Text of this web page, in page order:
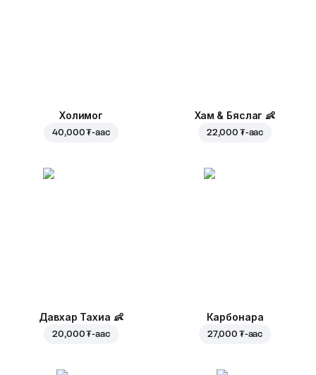
Холимог
40,000 ₮-аас
Хам & Бяслаг 👶
22,000 ₮-аас
Давхар Тахиа 👶
20,000 ₮-аас
Карбонара
27,000 ₮-аас